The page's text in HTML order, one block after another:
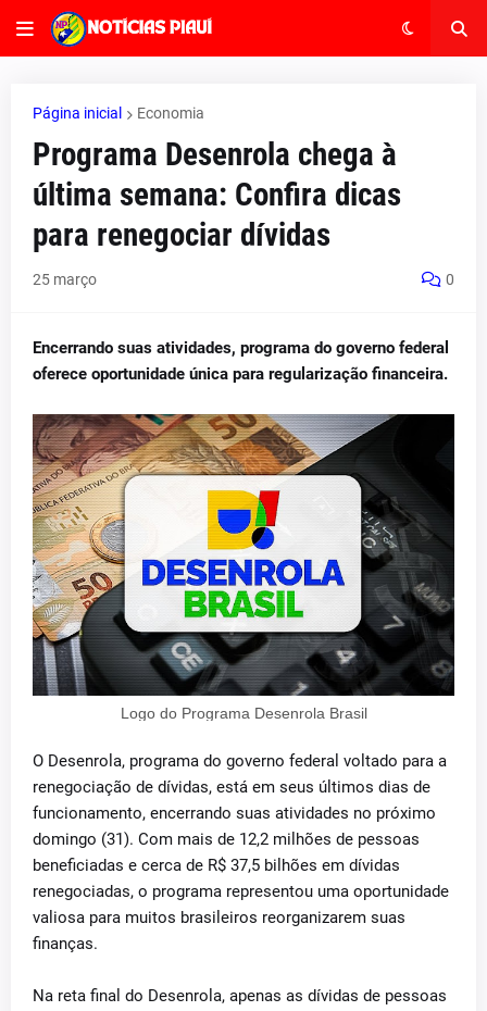
Página inicial Economia
Programa Desenrola chega à
última semana: Confira dicas
para renegociar dívidas
25 março 0
Encerrando suas atividades, programa do governo federal
oferece oportunidade única para regularização financeira.
Logo do Programa Desenrola Brasil
O Desenrola, programa do governo federal voltado para a
renegociação de dívidas, está em seus últimos dias de
funcionamento, encerrando suas atividades no próximo
domingo (31). Com mais de 12,2 milhões de pessoas
beneficiadas e cerca de R$ 37,5 bilhões em dívidas
renegociadas, o programa representou uma oportunidade
valiosa para muitos brasileiros reorganizarem suas
finanças.
Na reta final do Desenrola, apenas as dívidas de pessoas